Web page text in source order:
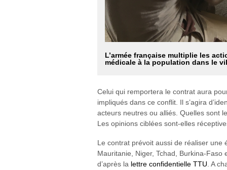
L’armée française multiplie les
médicale à la population dans le
Celui qui remportera le contrat aura
impliqués dans ce conflit. Il s’agira
acteurs neutres ou alliés. Quelles sont
Les opinions ciblées sont-elles
Le contrat prévoit aussi de réaliser une
Mauritanie, Niger, Tchad, Burkina-
d’après la lettre confidentielle TTU . A